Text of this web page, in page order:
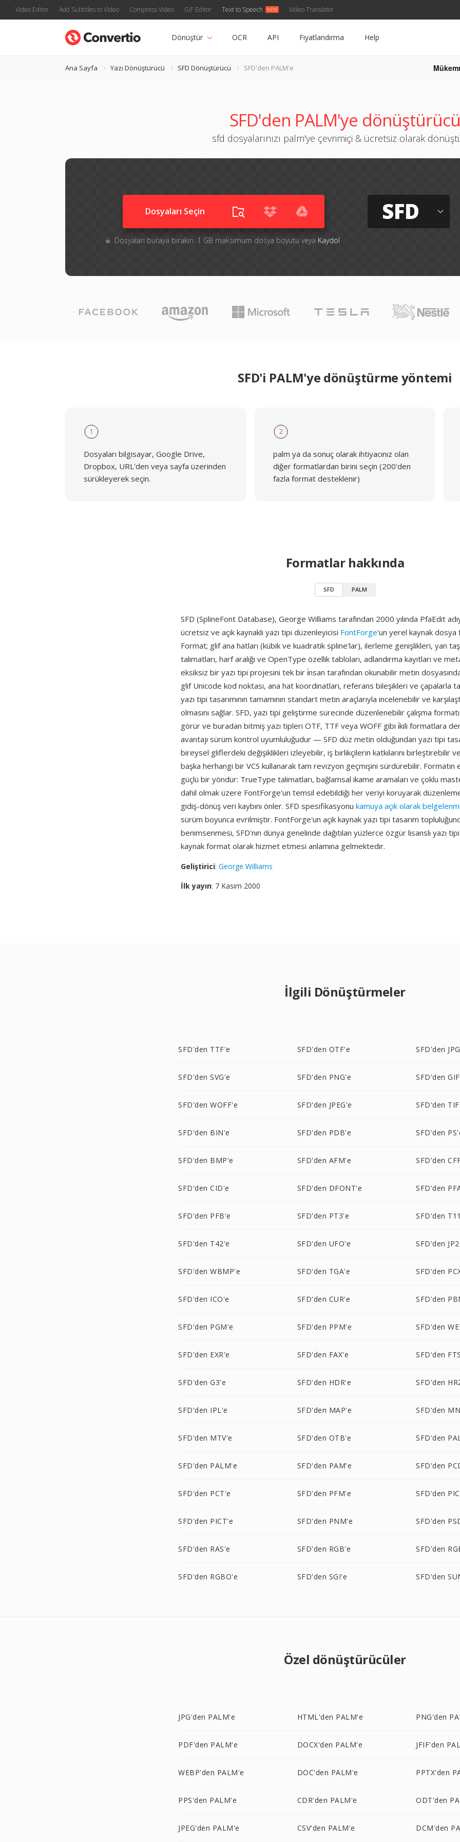
Video Editor Add Subtitles to Video Compress Video GIF Editor Text to Speech Video Translator
Dönüştür OCR API Fiyatlandırma Help
Ana Sayfa Yazı Dönüştürücü SFD Dönüştürücü SFD'den PALM'e
SFD'den PALM'ye dönüştürücü
sfd dosyalarınızı palm'ye çevrimiçi & ücretsiz olarak
Dosyaları Seçin
Dosyaları buraya bırakın. 1 GB maksimum dosya boyutu veya Kaydol
SFD
SFD'i PALM'ye dönüştürme yöntemi
1
Dosyaları bilgisayar, Google Drive,
Dropbox, URL'den veya sayfa üzerinden
sürükleyerek seçin.
2
palm ya da sonuç olarak ihtiyacınız olan
diğer formatlardan birini seçin (200'den
fazla format desteklenir)
Formatlar hakkında
SFD PALM
SFD (SplineFont Database), George Williams tarafından 2000 yılında PfaEdit
ücretsiz ve açık kaynaklı yazı tipi düzenleyicisi FontForge'un yerel kaynak dosya
Format; glif ana hatları (kübik ve kuadratik spline'lar), ilerleme genişlikleri, yan
talimatları, harf aralığı ve OpenType özellik tabloları, adlandırma kayıtları ve
eksiksiz bir yazı tipi projesini tek bir i̇nsan tarafından okunabilir metin
glif Unicode kod noktası, ana hat koordinatları, referans bileşikleri ve çapalarla
yazı tipi tasarımının tamamının standart metin araçlarıyla incelenebilir ve
olmasını sağlar. SFD, yazı tipi geliştirme sürecinde düzenlenebilir çalışma
görür ve buradan bitmiş yazı tipleri OTF, TTF veya WOFF gibi i̇kili formatlara
avantajı sürüm kontrol uyumluluğudur — SFD düz metin olduğundan yazı tipi
bireysel gliflerdeki değişiklikleri izleyebilir, iş birlikçilerin katkılarını birleştirebilir
başka herhangi bir VCS kullanarak tam revizyon geçmişini sürdürebilir. Formatın
güçlü bir yöndür: TrueType talimatları, bağlamsal ikame aramaları ve çoklu
dahil olmak üzere FontForge'un temsil edebildiği her veriyi koruyarak düzenleme
gidiş-dönüş veri kaybını önler. SFD spesifikasyonu kamuya açık olarak
sürüm boyunca evrilmiştir. FontForge'un açık kaynak yazı tipi tasarım
benimsenmesi, SFD'nın dünya genelinde dağıtılan yüzlerce özgür lisanslı yazı
kaynak format olarak hizmet etmesi anlamına gelmektedir.
Geliştirici: George Williams
İlk yayın: 7 Kasım 2000
İlgili Dönüştürmeler
SFD'den TTF'e SFD'den OTF'e SFD'den
SFD'den SVG'e SFD'den PNG'e SFD'den
SFD'den WOFF'e SFD'den JPEG'e SFD'den
SFD'den BIN'e SFD'den PDB'e SFD'den
SFD'den BMP'e SFD'den AFM'e SFD'den
SFD'den CID'e SFD'den DFONT'e SFD'den
SFD'den PFB'e SFD'den PT3'e SFD'den
SFD'den T42'e SFD'den UFO'e SFD'den
SFD'den WBMP'e SFD'den TGA'e SFD'den
SFD'den ICO'e SFD'den CUR'e SFD'den
SFD'den PGM'e SFD'den PPM'e SFD'den
SFD'den EXR'e SFD'den FAX'e SFD'den
SFD'den G3'e SFD'den HDR'e SFD'den
SFD'den IPL'e SFD'den MAP'e SFD'den
SFD'den MTV'e SFD'den OTB'e SFD'den
SFD'den PALM'e SFD'den PAM'e SFD'den
SFD'den PCT'e SFD'den PFM'e SFD'den
SFD'den PICT'e SFD'den PNM'e SFD'den
SFD'den RAS'e SFD'den RGB'e SFD'den
SFD'den RGBO'e SFD'den SGI'e SFD'den
Özel dönüştürücüler
JPG'den PALM'e HTML'den PALM'e PNG'den
PDF'den PALM'e DOCX'den PALM'e JFIF'den
WEBP'den PALM'e DOC'den PALM'e PPTX'den
PPS'den PALM'e CDR'den PALM'e ODT'den
JPEG'den PALM'e CSV'den PALM'e DCM'den